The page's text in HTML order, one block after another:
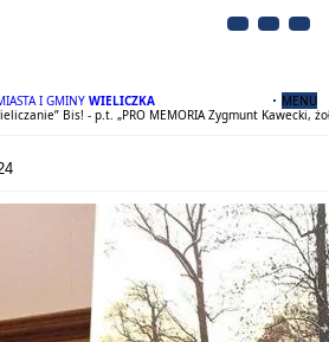
I GMINY WIELICZKA MENU
Bis! - p.t. „PRO MEMORIA Zygmunt